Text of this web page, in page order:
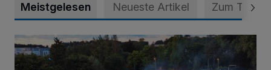
Meistgelesen Neueste Artikel Zum Thema
Vier Tage mit vollem Programm